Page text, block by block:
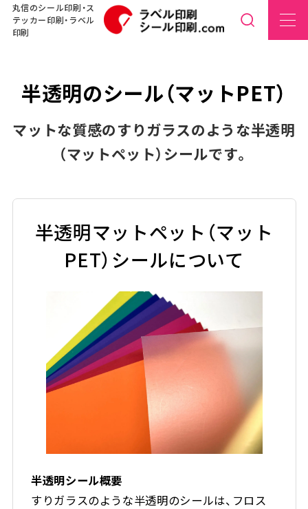
丸信のシール印刷・ス
テッカー印刷・ラベル
印刷
半透明のシール（マットPET）
マットな質感のすりガラスのような半透明
（マットペット）シールです。
半透明マットペット（マット
PET）シールについて
半透明シール概要
すりガラスのような半透明のシールは、フロス